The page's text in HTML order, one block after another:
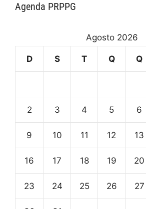
Agenda PRPPG
Agosto 2026
D S T Q Q
2 3 4 5 6
9 10 11 12 13
16 17 18 19 20
23 24 25 26 27